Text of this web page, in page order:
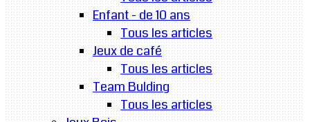
Enfant - de 10 ans
Tous les articles
Jeux de café
Tous les articles
Team Bulding
Tous les articles